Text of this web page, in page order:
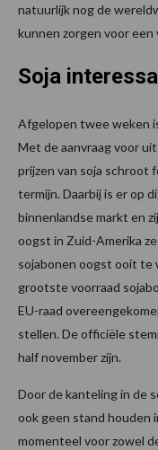
natuurlijk nog de
kunnen zorgen voor een
Soja
Afgelopen twee weken
Met de aanvraag voor
prijzen van soja schroot
termijn. Daarbij is er op
binnenlandse markt en
oogst in Zuid-Amerika
sojabonen oogst ooit te
grootste voorraad
EU-raad
stellen. De officiële
half november zijn.
Door de kanteling in de
ook geen stand houden
momenteel voor zowel